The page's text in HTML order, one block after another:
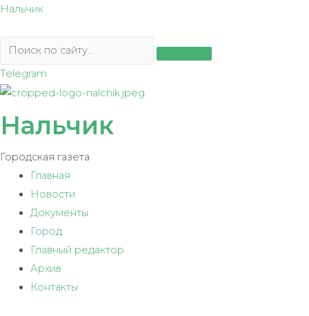
Перейти
содержимому
Нальчик
Telegram
Нальчик
Городская газета
Главная
Новости
Документы
Город
Главный редактор
Архив
Контакты